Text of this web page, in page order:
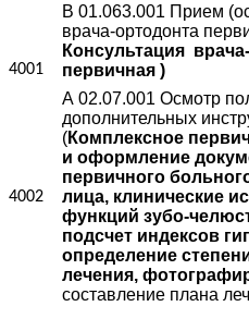
4001
В 01.063.001 Прием
врача-ортодонта
Консультация
первичная )
4002
А 02.07.001 Осмотр
дополнительных
(Комплексное
и оформление
первичного
лица, клинические
функций зубо-
подсчет индексов
определение
лечения,
составление плана